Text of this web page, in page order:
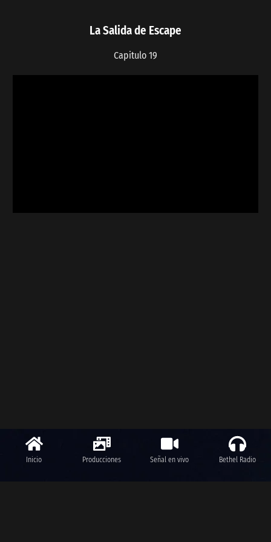
La Salida de Escape
Capitulo 19
Inicio Producciones Señal en vivo Bethel Radio